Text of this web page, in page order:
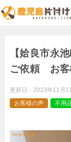
【姶良市永
ご依頼 お客
更新日： 2023年11月
お客様の声
不用